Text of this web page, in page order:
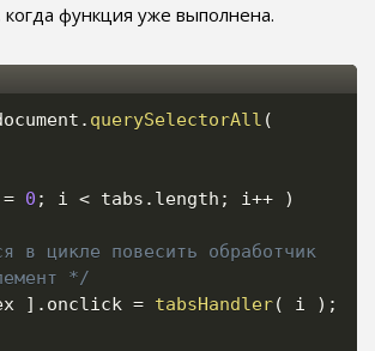
функция уже выполнена.
. querySelectorAll (
= 0 ; i < tabs . length ; i++
)
в цикле повесить обработчик
*/
] . onclick = tabsHandler( i ) ;